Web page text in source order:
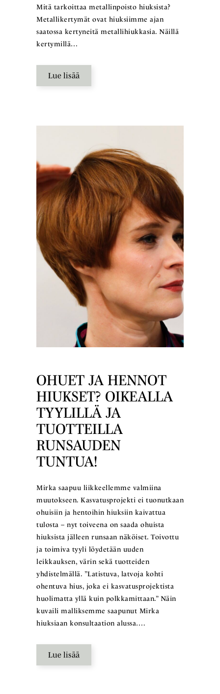
Mitä tarkoittaa metallinpoisto hiuksista?
Metallikertymät ovat hiuksiimme ajan
saatossa kertyneitä metallihiukkasia. Näillä
kertymillä…
Lue lisää
OHUET JA HENNOT
HIUKSET? OIKEALLA
TYYLILLÄ JA
TUOTTEILLA
RUNSAUDEN
TUNTUA!
Mirka saapuu liikkeellemme valmiina
muutokseen. Kasvatusprojekti ei tuonutkaan
ohuisiin ja hentoihin hiuksiin kaivattua
tulosta – nyt toiveena on saada ohuista
hiuksista jälleen runsaan näköiset. Toivottu
ja toimiva tyyli löydetään uuden
leikkauksen, värin sekä tuotteiden
yhdistelmällä. ”Latistuva, latvoja kohti
ohentuva hius, joka ei kasvatusprojektista
huolimatta yllä kuin polkkamittaan.” Näin
kuvaili malliksemme saapunut Mirka
hiuksiaan konsultaation alussa….
Lue lisää